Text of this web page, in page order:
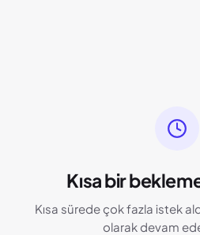
Kısa bir
Kısa sürede çok fazla istek
olarak devam